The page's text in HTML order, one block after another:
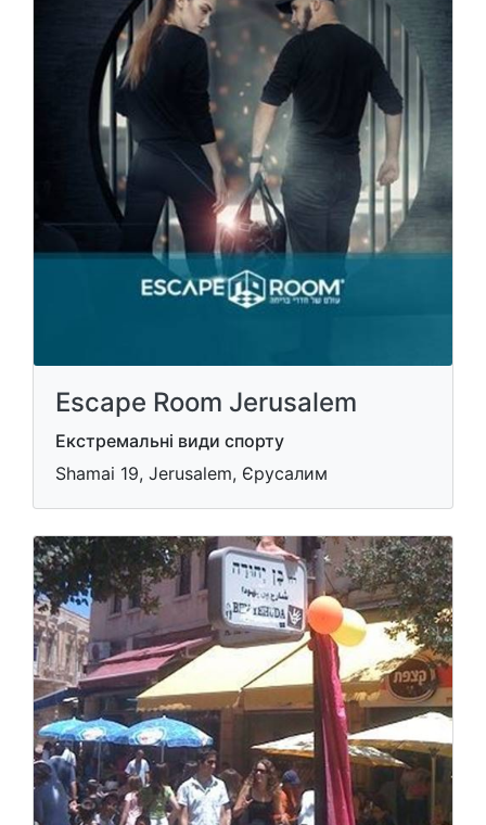
Escape Room Jerusalem
Екстремальні види спорту
Shamai 19, Jerusalem, Єрусалим